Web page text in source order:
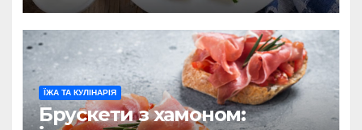
ЇЖА ТА КУЛІНАРІЯ
Брускети з хамоном: